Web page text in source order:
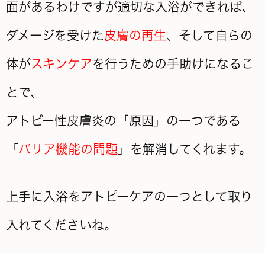
面があるわけですが適切な入浴ができれば、
ダメージを受けた皮膚の再生、そして自らの
体がスキンケアを行うための手助けになるこ
とで、
アトピー性皮膚炎の「原因」の一つである
「 バリア機能の問題 」を解消してくれます。
上手に入浴をアトピーケアの一つとして取り
入れてくださいね。